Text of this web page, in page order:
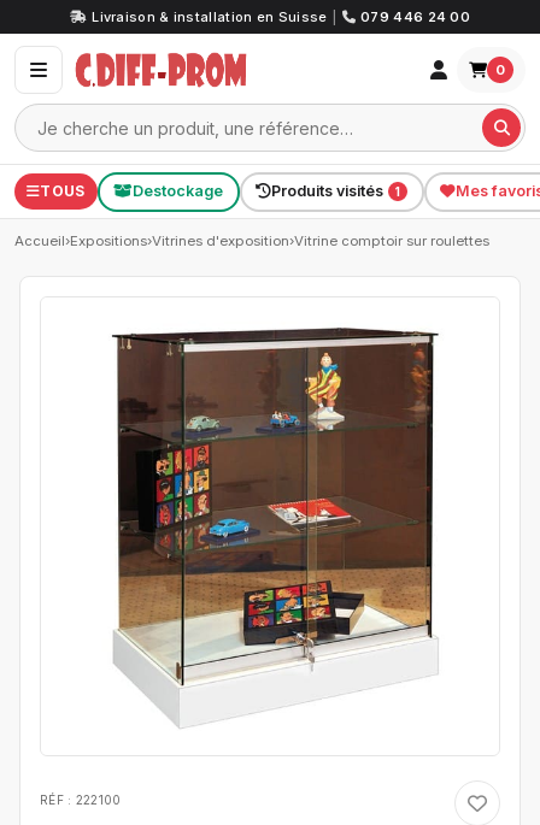
Livraison & installation en Suisse 079 446 24 00
0
TOUS Destockage Produits visités 1 Mes
Accueil›Expositions›Vitrines d'exposition›Vitrine comptoir sur roulettes
RÉF : 222100